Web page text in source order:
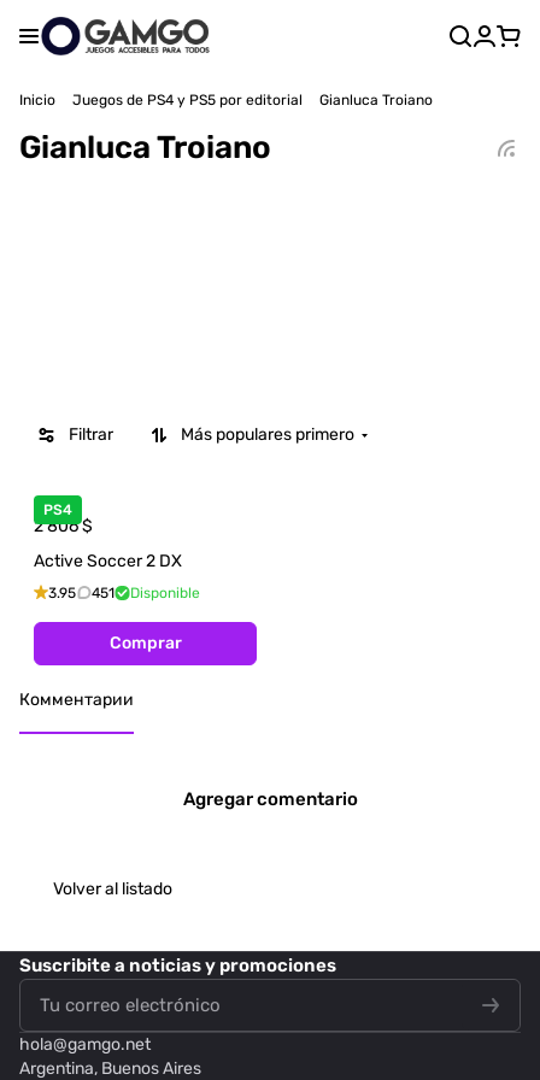
Inicio Juegos de PS4 y PS5 por editorial Gianluca Troiano
Gianluca Troiano
Filtrar Más populares primero
PS4
2 806$
Active Soccer 2 DX
3.95 451 Disponible
Comprar
Комментарии
Agregar comentario
Volver al listado
Suscribitea noticias y promociones
hola@gamgo.net
Argentina, Buenos Aires